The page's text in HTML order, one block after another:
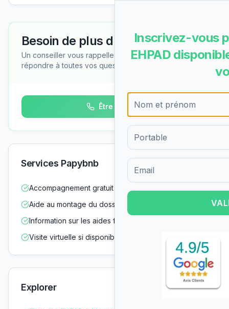
Besoin de plus d'informations ?
Un conseiller vous rappelle gratuitement pour
répondre à toutes vos questions
Être rappelé
Services Papybnb
Accompagnement gratuit dans vos démarches
Aide au montage du dossier d'admission
Information sur les aides financières
Visite virtuelle si disponible
Explorer
Inscrivez-vous
EHPAD
Formulaire d'inscription pour